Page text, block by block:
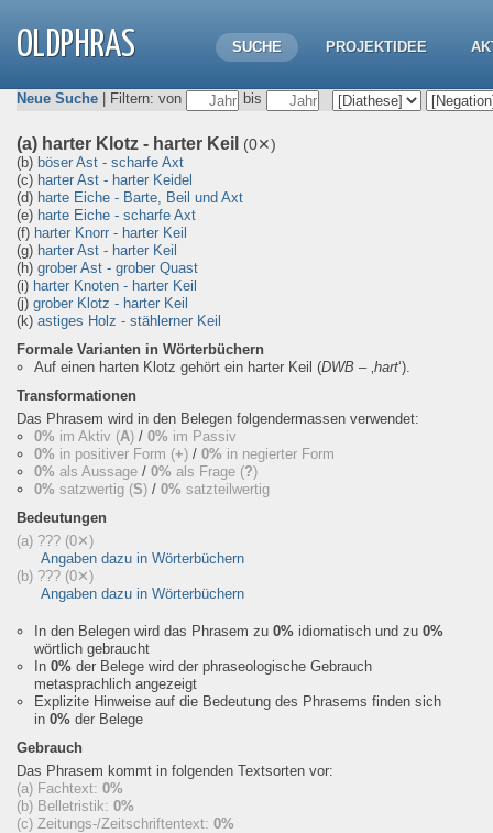
OLDPHRAS SUCHE PROJEKTIDEE
Neue Suche | Filtern: von bis
(a) harter Klotz - harter Keil (0✕)
(b) böser Ast - scharfe Axt
(c) harter Ast - harter Keidel
(d) harte Eiche - Barte, Beil und Axt
(e) harte Eiche - scharfe Axt
(f) harter Knorr - harter Keil
(g) harter Ast - harter Keil
(h) grober Ast - grober Quast
(i) harter Knoten - harter Keil
(j) grober Klotz - harter Keil
(k) astiges Holz - stählerner Keil
Formale Varianten in Wörterbüchern
Auf einen harten Klotz gehört ein harter Keil (DWB – ‚hart‘).
Transformationen
Das Phrasem wird in den Belegen folgendermassen verwendet:
0% im Aktiv (A) / 0% im Passiv
0% in positiver Form (+) / 0% in negierter Form
0% als Aussage / 0% als Frage (?)
0% satzwertig (S) / 0% satzteilwertig
Bedeutungen
(a) ??? (0✕)
Angaben dazu in Wörterbüchern
(b) ??? (0✕)
Angaben dazu in Wörterbüchern
In den Belegen wird das Phrasem zu 0% idiomatisch und zu 0%
wörtlich gebraucht
In 0% der Belege wird der phraseologische Gebrauch
metasprachlich angezeigt
Explizite Hinweise auf die Bedeutung des Phrasems finden sich
in 0% der Belege
Gebrauch
Das Phrasem kommt in folgenden Textsorten vor:
(a) Fachtext: 0%
(b) Belletristik: 0%
(c) Zeitungs-/Zeitschriftentext: 0%